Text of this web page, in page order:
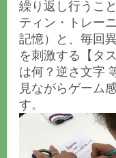
繰り返し行うこ
ティン・トレ
記憶）と、毎回
を刺激する【タ
は何？逆さ文字
見ながらゲーム
す。